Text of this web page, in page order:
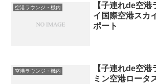
空港ラウンジ・機内
【子連れde空
イ国際空港スカ
ポート
空港ラウンジ・機内
【子連れde空
ミン空港ロータ